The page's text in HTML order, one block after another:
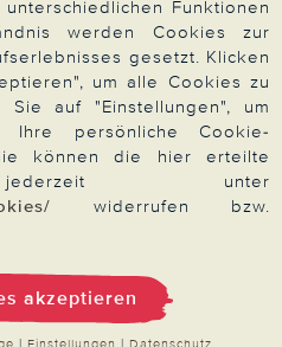
Datenschutz|Cookies
der gesetzlichen MwSt.
Funktionen
werden Cookies zur
gesetzt. Klicken
um alle Cookies zu
auf "Einstellungen", um
persönliche Cookie-
können die hier erteilte
unter
widerrufen bzw.
akzeptieren